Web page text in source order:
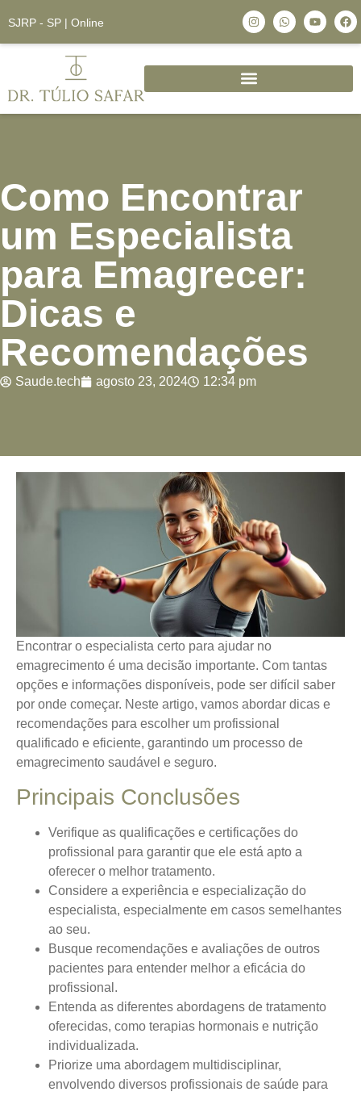
SJRP - SP | Online
Como Encontrar
um Especialista
para Emagrecer:
Dicas e
Recomendações
Saude.tech agosto 23, 2024 12:34 pm
Encontrar o especialista certo para ajudar no
emagrecimento é uma decisão importante. Com tantas
opções e informações disponíveis, pode ser difícil saber
por onde começar. Neste artigo, vamos abordar dicas e
recomendações para escolher um profissional
qualificado e eficiente, garantindo um processo de
emagrecimento saudável e seguro.
Principais Conclusões
Verifique as qualificações e certificações do
profissional para garantir que ele está apto a
oferecer o melhor tratamento.
Considere a experiência e especialização do
especialista, especialmente em casos semelhantes
ao seu.
Busque recomendações e avaliações de outros
pacientes para entender melhor a eficácia do
profissional.
Entenda as diferentes abordagens de tratamento
oferecidas, como terapias hormonais e nutrição
individualizada.
Priorize uma abordagem multidisciplinar,
envolvendo diversos profissionais de saúde para